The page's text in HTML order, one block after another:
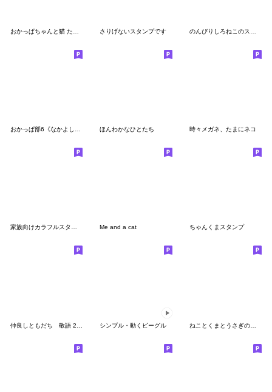
さりげないスタンプです
ほんわかなひとたち 時々メガネ、たまにネコ
家族向けカラフルスタンプ（修正版） Me and a cat ちゃんくまスタンプ
シンプル・動くビーグル ねことくまとうさぎのスタンプ2